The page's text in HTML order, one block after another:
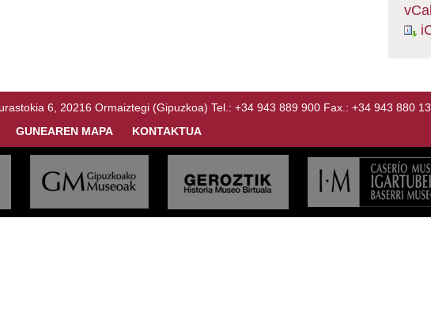
vCal
6, 20216 Ormaiztegi (Gipuzkoa) Tel.: +34 943 889 900 Fax.: +34 943 880
GUNEAREN MAPA KONTAKTUA